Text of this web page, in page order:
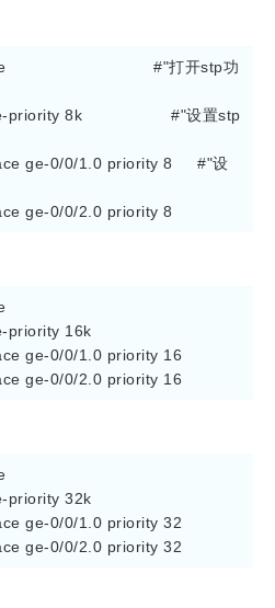
#"打开stp功
8k                  #"设置stp
ge-0/0/1.0 priority 8     #"设
ge-0/0/2.0 priority 8
priority 16k
ge-0/0/1.0 priority 16
ge-0/0/2.0 priority 16
priority 32k
ge-0/0/1.0 priority 32
ge-0/0/2.0 priority 32